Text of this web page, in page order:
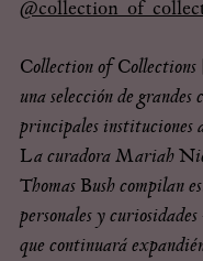
Collection of Collections
una selección de
principales instituciones
La curadora Mariah
Thomas Bush compilan
personales y
que continuará